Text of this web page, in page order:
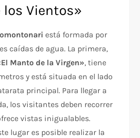
los Vientos»
está formada por
caídas de agua. La primera,
Manto de la Virgen», tiene
y está situada en el lado
principal. Para llegar a
los visitantes deben recorrer
vistas inigualables.
lugar es posible realizar la